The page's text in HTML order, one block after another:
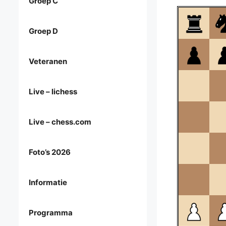
Groep D
Veteranen
Live – lichess
Live – chess.com
Foto’s 2026
Informatie
Programma